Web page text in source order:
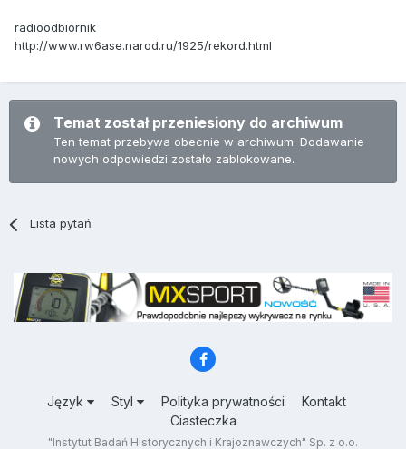
radioodbiornik
http://www.rw6ase.narod.ru/1925/rekord.html
Temat został przeniesiony do archiwum
Ten temat przebywa obecnie w archiwum. Dodawanie
nowych odpowiedzi zostało zablokowane.
Lista pytań
Język Styl Polityka prywatności
Kontakt
Ciasteczka
"Instytut Badań Historycznych i Krajoznawczych" Sp. z o.o.